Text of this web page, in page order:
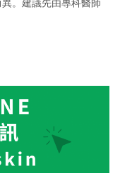
。建議先由專科醫師